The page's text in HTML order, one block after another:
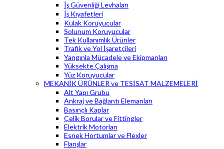
İş Güvenliği Levhaları
İş Kıyafetleri
Kulak Koruyucular
Solunum Koruyucular
Tek Kullanımlık Ürünler
Trafik ve Yol İşaretçileri
Yangınla Mücadele ve Ekipmanları
Yüksekte Çalışma
Yüz Koruyucular
MEKANİK ÜRÜNLER ve TESİSAT MALZEMELERİ
Alt Yapı Grubu
Ankraj ve Bağlantı Elemanları
Basınçlı Kaplar
Çelik Borular ve Fittingler
Elektrik Motorları
Esnek Hortumlar ve Flexler
Flanşlar